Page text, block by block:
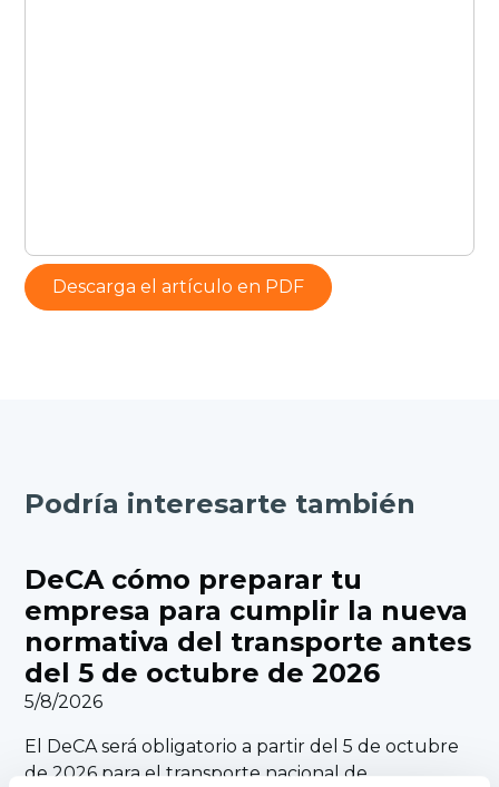
Descarga el artículo en PDF
Podría interesarte también
DeCA cómo preparar tu
empresa para cumplir la nueva
normativa del transporte antes
del 5 de octubre de 2026
5/8/2026
El DeCA será obligatorio a partir del 5 de octubre
de 2026 para el transporte nacional de